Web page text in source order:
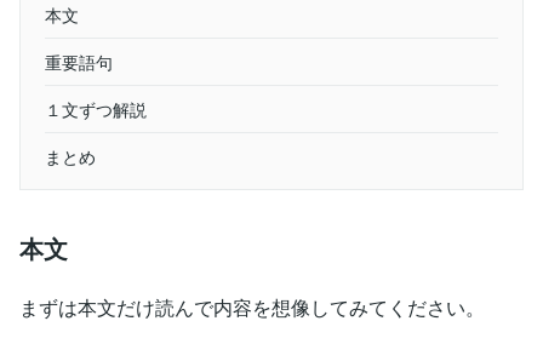
本文
重要語句
１文ずつ解説
まとめ
本文
まずは本文だけ読んで内容を想像してみてください。